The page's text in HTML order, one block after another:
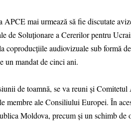
APCE mai urmează să fie discutate
de Soluționare a Cererilor pentru
audiovizuale sub formă
un mandat de cinci ani.
de toamnă, se va reuni și
membre ale Consiliului Europei. În
Moldova, precum și un schimb de